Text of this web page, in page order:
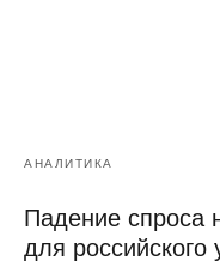
АНАЛИТИКА
Падение спроса
для российского